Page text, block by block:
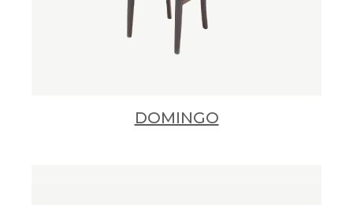
DOMINGO